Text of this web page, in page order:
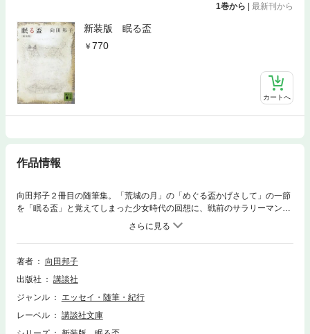
1巻から | 最新刊から
新装版 眠る盃
770
カートへ
作品情報
向田邦子２冊目の随筆集。「荒城の月」の「めぐる盃かげさして」の一節
を「眠る盃」と覚えてしまった少女時代の回想に、戦前のサラリーマン家
庭の暮らしをいきいきと甦らせる表題作をはじめ、なにげない日常から鮮
やかな人生を切りとる珠玉の随筆集。知的なユーモアと鋭い感性、美意識
を内に包んだ温かで魅力的な人柄が偲ばれるファン必読の書。文字が大き
く読みやすくなった新組版。
著者
向田邦子
出版社
講談社
ジャンル
エッセイ・随筆・紀行
レーベル
講談社文庫